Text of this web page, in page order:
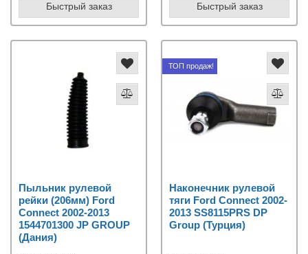
Быстрый заказ Быстрый заказ
Пыльник рулевой
рейки (206мм) Ford
Connect 2002-2013
1544701300 JP GROUP
(Дания)
ТОП продаж!
Наконечник рулевой
тяги Ford Connect 2002-
2013 SS8115PRS DP
Group (Турция)